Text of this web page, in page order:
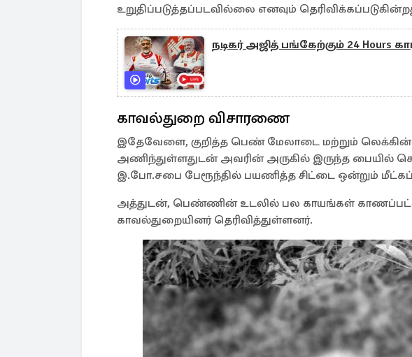
உறுதிப்படுத்தப்படவில்லை எனவும்
நடிகர் அஜித் பங்கேற்கும் 24 Hours
காவல்துறை விசாரணை
இதேவேளை, குறித்த பெண் மேலாடை மற்றும்
அணிந்துள்ளதுடன் அவரின் அருகில் இருந்த பையில்
இ.போ.சபை பேரூந்தில் பயணித்த சிட்டை ஒன்றும்
அத்துடன், பெண்ணின் உடலில் பல காயங்கள்
காவல்துறையினர் தெரிவித்துள்ளனர்.